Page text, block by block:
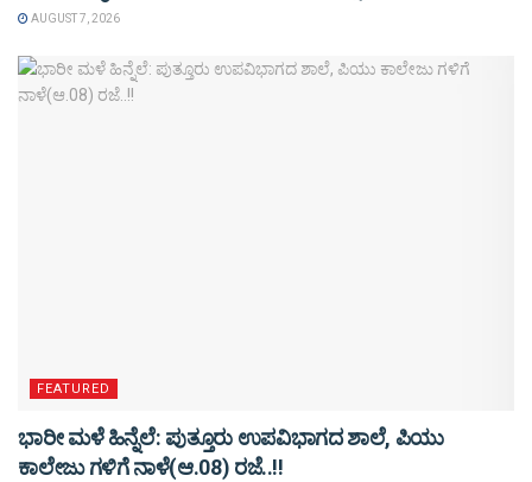
AUGUST 7, 2026
FEATURED
ಭಾರೀ ಮಳೆ ಹಿನ್ನೆಲೆ: ಪುತ್ತೂರು ಉಪವಿಭಾಗದ ಶಾಲೆ, ಪಿಯು
ಕಾಲೇಜು ಗಳಿಗೆ ನಾಳೆ(ಆ.08) ರಜೆ..!!